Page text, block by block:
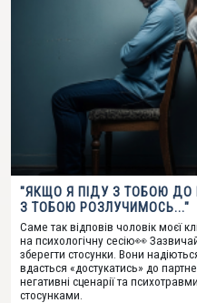
"ЯКЩО Я ПІДУ З ТОБОЮ ДО
З ТОБОЮ РОЗЛУЧИМОСЬ..."
Саме так відповів чоловік моєї
на психологічну сесію👀
зберегти стосунки. Вони
вдасться «достукатись» до
негативні сценарії та
стосунками.